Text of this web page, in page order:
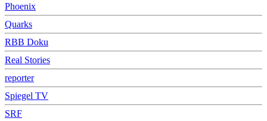
Phoenix
Quarks
RBB Doku
Real Stories
reporter
Spiegel TV
SRF